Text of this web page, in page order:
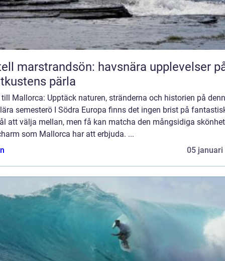
marstrandsön: havsnära upplevelser
pärla
till Mallorca: Upptäck naturen, stränderna och historien på
semesterö I Södra Europa finns det ingen brist på
att välja mellan, men få kan matcha den mångsidiga
som Mallorca har att erbjuda. ...
05 januari